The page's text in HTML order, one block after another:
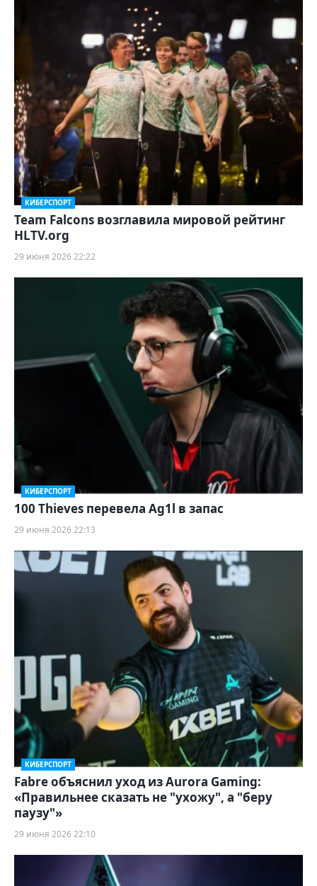
КИБЕРСПОРТ
Team Falcons возглавила мировой рейтинг
HLTV.org
29 июня 2026 22:22
КИБЕРСПОРТ
100 Thieves перевела Ag1l в запас
29 июня 2026 22:13
КИБЕРСПОРТ
Fabre объяснил уход из Aurora Gaming:
«Правильнее сказать не "ухожу", а "беру
паузу"»
29 июня 2026 22:10